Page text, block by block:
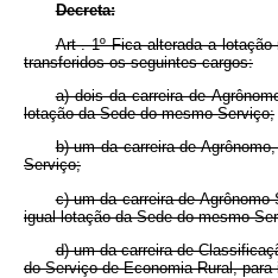
Decreta:
Art . 1º Fica alterada a lotação
transferidos os seguintes cargos:
a) dois da carreira de
lotação da Sede do mesmo Serviço;
b) um da carreira de
Serviço;
c) um da carreira de
igual lotação da Sede do mesmo
d) um da carreira de
do Serviço de Economia Rural,